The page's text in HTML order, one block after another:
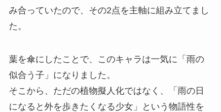
み合っていたので、その2点を主軸に組み立てまし
た。
葉を傘にしたことで、このキャラは一気に「雨の
似合う子」になりました。
そこから、ただの植物擬人化ではなく、「雨の日
になると外を歩きたくなる少女」という物語性を